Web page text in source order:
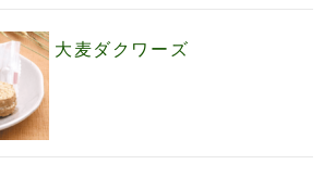
大麦ダクワーズ